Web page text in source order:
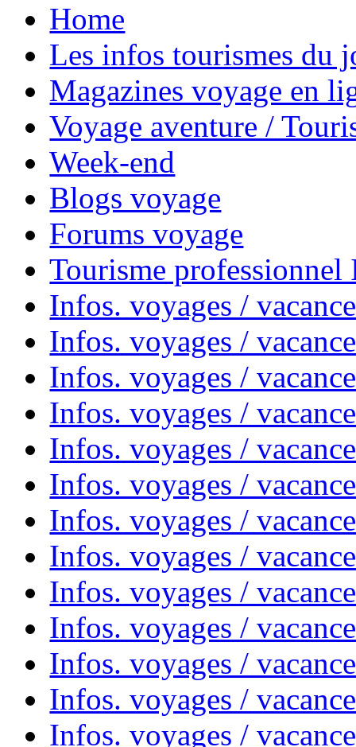
Home
Les infos tourismes du
Magazines voyage en
Voyage aventure /
Week-end
Blogs voyage
Forums voyage
Tourisme
Infos. voyages /
Infos. voyages /
Infos. voyages /
Infos. voyages /
Infos. voyages /
Infos. voyages /
Infos. voyages /
Infos. voyages /
Infos. voyages /
Infos. voyages /
Infos. voyages /
Infos. voyages /
Infos. voyages /